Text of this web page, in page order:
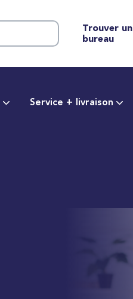
Trouver un
bureau
Service + livraison